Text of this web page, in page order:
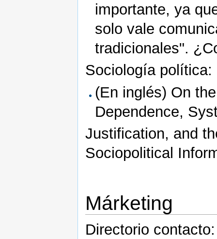
importante, ya
solo vale
tradicionales".
Sociología política:
(En inglés) On
Dependence,
Justification, and
Sociopolitical
Márketing
Directorio